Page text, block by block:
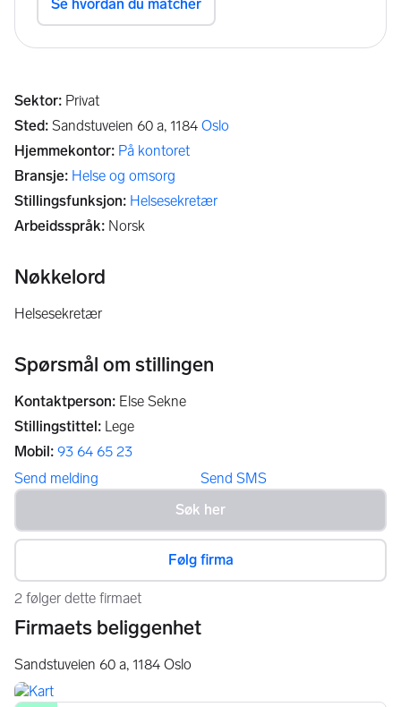
Sektor: Privat
Sted: Sandstuveien 60 a, 1184 Oslo
Hjemmekontor: På kontoret
Bransje: Helse og omsorg
Stillingsfunksjon: Helsesekretær
Arbeidsspråk: Norsk
Nøkkelord
helsesekretær
Spørsmål om stillingen
Kontaktperson: Else Sekne
Stillingstittel: Lege
Mobil: 93 64 65 23
Send melding
Send SMS
Følg firma
2 følger dette firmaet
Firmaets beliggenhet
Sandstuveien 60 a, 1184 Oslo